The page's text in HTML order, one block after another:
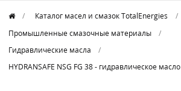
Каталог масел и смазок TotalEnergies
Промышленные смазочные материалы
Гидравлические масла
HYDRANSAFE NSG FG 38 - гидравлическое масло